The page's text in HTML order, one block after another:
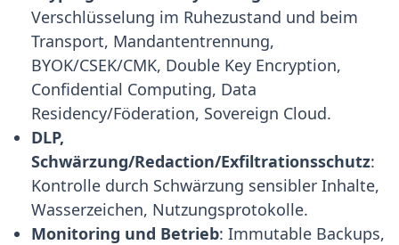
Verschlüsselung im Ruhezustand und beim
Transport, Mandantentrennung,
BYOK/CSEK/CMK, Double Key Encryption,
Confidential Computing, Data
Residency/Föderation, Sovereign Cloud.
DLP,
Schwärzung/Redaction/Exfiltrationsschutz:
Kontrolle durch Schwärzung sensibler Inhalte,
Wasserzeichen, Nutzungsprotokolle.
Monitoring und Betrieb: Immutable Backups,